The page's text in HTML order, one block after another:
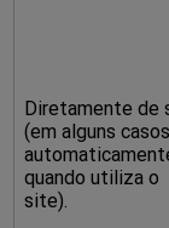
Diretamente de
(em alguns
quando utiliza o
site).